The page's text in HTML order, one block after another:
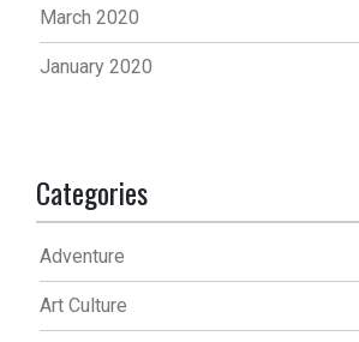
March 2020
January 2020
Categories
Adventure
Art Culture